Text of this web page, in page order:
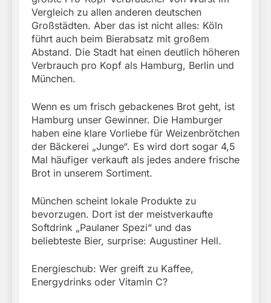
Vergleich zu allen anderen deutschen
Großstädten. Aber das ist nicht alles: Köln
führt auch beim Bierabsatz mit großem
Abstand. Die Stadt hat einen deutlich höheren
Verbrauch pro Kopf als Hamburg, Berlin und
München.
Wenn es um frisch gebackenes Brot geht, ist
Hamburg unser Gewinner. Die Hamburger
haben eine klare Vorliebe für Weizenbrötchen
der Bäckerei „Junge“. Es wird dort sogar 4,5
Mal häufiger verkauft als jedes andere frische
Brot in unserem Sortiment.
München scheint lokale Produkte zu
bevorzugen. Dort ist der meistverkaufte
Softdrink „Paulaner Spezi“ und das
beliebteste Bier, surprise: Augustiner Hell.
Energieschub: Wer greift zu Kaffee,
Energydrinks oder Vitamin C?